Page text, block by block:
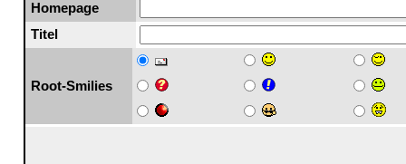
Homepage
Titel
Root-Smilies